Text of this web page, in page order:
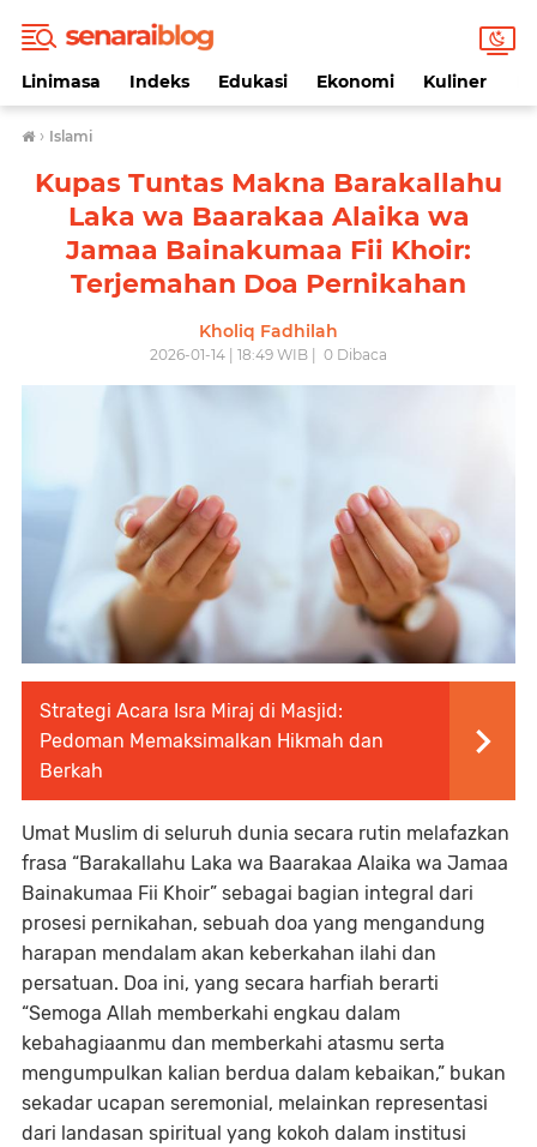
Linimasa Indeks Edukasi Ekonomi Kuliner
› Islami
Kupas Tuntas Makna Barakallahu
Laka wa Baarakaa Alaika wa
Jamaa Bainakumaa Fii Khoir:
Terjemahan Doa Pernikahan
Kholiq Fadhilah
2026-01-14 | 18:49 WIB | 0 Dibaca
Strategi Acara Isra Miraj di Masjid:
Pedoman Memaksimalkan Hikmah dan
Berkah
Umat Muslim di seluruh dunia secara rutin melafazkan
frasa “Barakallahu Laka wa Baarakaa Alaika wa Jamaa
Bainakumaa Fii Khoir” sebagai bagian integral dari
prosesi pernikahan, sebuah doa yang mengandung
harapan mendalam akan keberkahan ilahi dan
persatuan. Doa ini, yang secara harfiah berarti
“Semoga Allah memberkahi engkau dalam
kebahagiaanmu dan memberkahi atasmu serta
mengumpulkan kalian berdua dalam kebaikan,” bukan
sekadar ucapan seremonial, melainkan representasi
dari landasan spiritual yang kokoh dalam institusi